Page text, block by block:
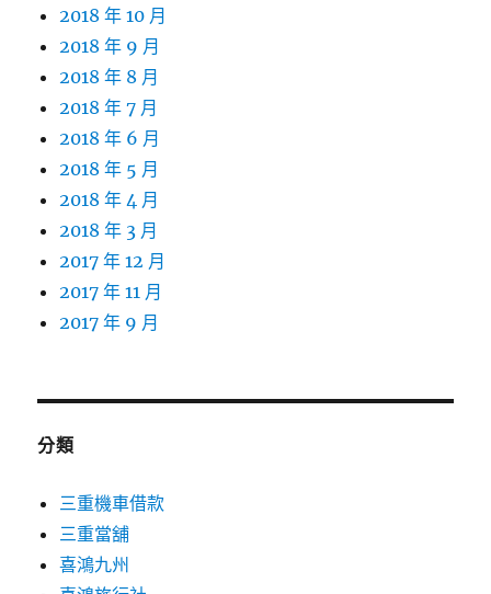
2018 年 10 月
2018 年 9 月
2018 年 8 月
2018 年 7 月
2018 年 6 月
2018 年 5 月
2018 年 4 月
2018 年 3 月
2017 年 12 月
2017 年 11 月
2017 年 9 月
分類
三重機車借款
三重當舖
喜鴻九州